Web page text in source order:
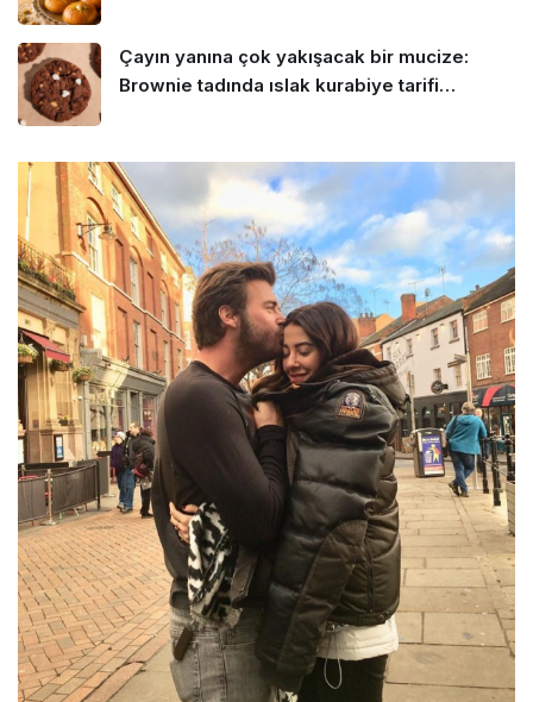
Çayın yanına çok yakışacak bir mucize:
Brownie tadında ıslak kurabiye tarifi…